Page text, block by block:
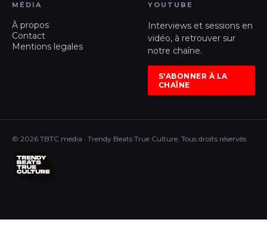
MÉDIA
À propos
Contact
Mentions legales
YOUTUBE
Interviews et sessions en
vidéo, à retrouver sur
notre chaîne.
S'ABONNER À LA
CHAÎNE
© 2026 TBTC media · Trendy Beats True Culture, Tous droits réservés